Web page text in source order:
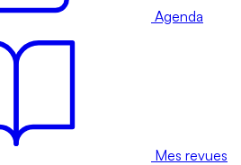
Agenda
Mes revues